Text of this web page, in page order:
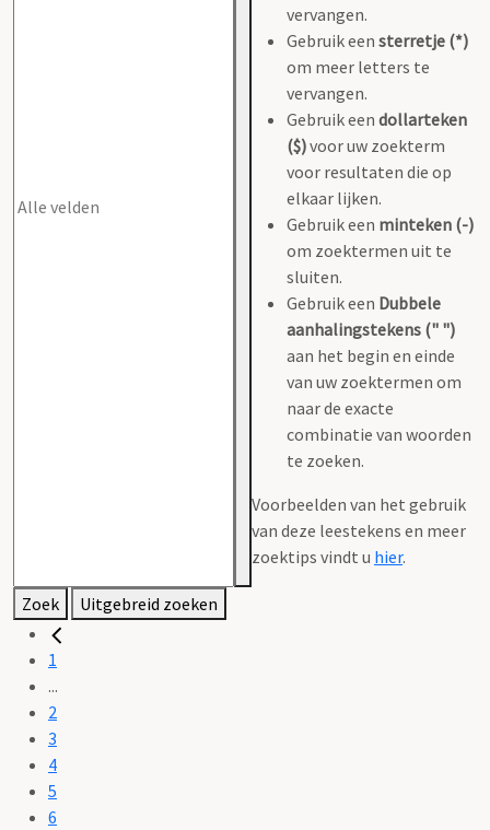
vervangen.
Gebruik een sterretje (*)
om meer letters te
vervangen.
Gebruik een dollarteken
($)voor uw zoekterm
voor resultaten die op
elkaar lijken.
Gebruik een minteken (-)
om zoektermen uit te
sluiten.
Gebruik een Dubbele
aanhalingstekens (" ")
aan het begin en einde
van uw zoektermen om
naar de exacte
combinatie van woorden
te zoeken.
Voorbeelden van het gebruik
van deze leestekens en meer
zoektips vindt u hier.
Zoek Uitgebreid zoeken
1
...
2
3
4
5
6